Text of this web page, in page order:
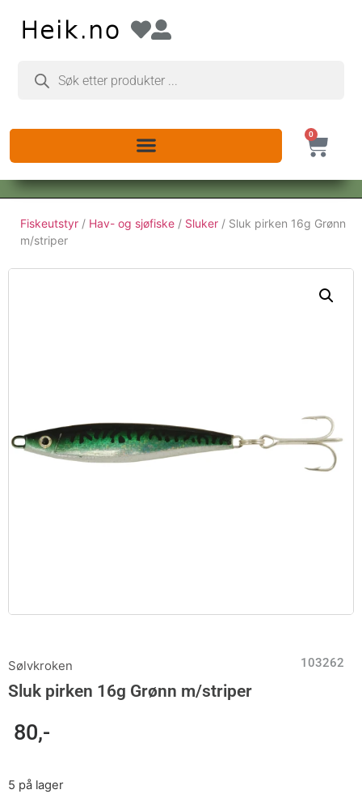
0
Fiskeutstyr / Hav- og sjøfiske / Sluker / Sluk pirken 16g Grønn
m/striper
Sølvkroken 103262
Sluk pirken 16g Grønn m/striper
80,-
5 på lager